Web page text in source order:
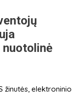
žinutės, elektroninio